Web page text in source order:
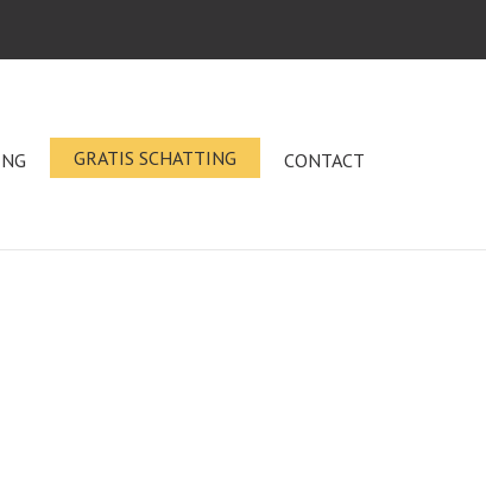
GRATIS SCHATTING CONTACT